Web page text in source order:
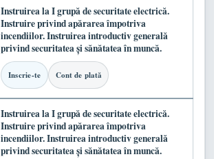
Instruirea la I grupă de securitate electrică.
Instruire privind apărarea împotriva
incendiilor. Instruirea introductiv generală
privind securitatea și sănătatea în muncă.
Inscrie-te Cont de plată
Instruirea la I grupă de securitate electrică.
Instruire privind apărarea împotriva
incendiilor. Instruirea introductiv generală
privind securitatea și sănătatea în muncă.